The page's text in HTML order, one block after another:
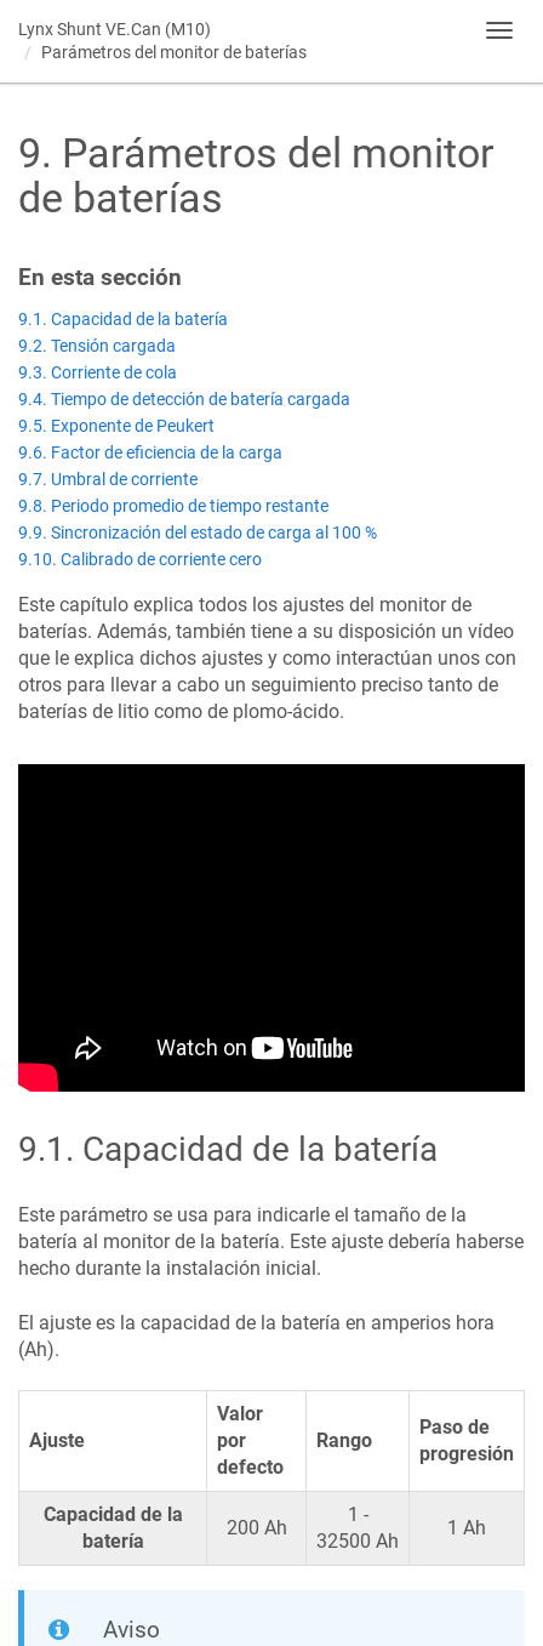
Lynx Shunt VE.Can (M10)
Parámetros del monitor de baterías
9. Parámetros del monitor
de baterías
En esta sección
9.1. Capacidad de la batería
9.2. Tensión cargada
9.3. Corriente de cola
9.4. Tiempo de detección de batería cargada
9.5. Exponente de Peukert
9.6. Factor de eficiencia de la carga
9.7. Umbral de corriente
9.8. Periodo promedio de tiempo restante
9.9. Sincronización del estado de carga al 100 %
9.10. Calibrado de corriente cero
Este capítulo explica todos los ajustes del monitor de
baterías. Además, también tiene a su disposición un vídeo
que le explica dichos ajustes y como interactúan unos con
otros para llevar a cabo un seguimiento preciso tanto de
baterías de litio como de plomo-ácido.
9.1 . Capacidad de la batería
Este parámetro se usa para indicarle el tamaño de la
batería al monitor de la batería. Este ajuste debería haberse
hecho durante la instalación inicial.
El ajuste es la capacidad de la batería en amperios hora
(Ah).
Ajuste
Valor
por
defecto
Rango
Paso de
progresión
Capacidad de la
batería
200 Ah
1 -
32500 Ah
1 Ah
Aviso